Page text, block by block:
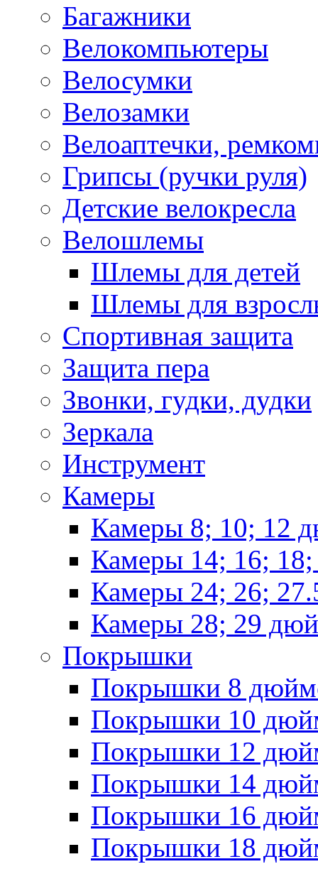
Багажники
Велокомпьютеры
Велосумки
Велозамки
Велоаптечки,
Грипсы (ручки руля)
Детские велокресла
Велошлемы
Шлемы для детей
Шлемы для
Спортивная защита
Защита пера
Звонки, гудки, дудки
Зеркала
Инструмент
Камеры
Камеры 8; 10; 12
Камеры 14; 16;
Камеры 24; 26;
Камеры 28; 29
Покрышки
Покрышки 8
Покрышки 10
Покрышки 12
Покрышки 14
Покрышки 16
Покрышки 18